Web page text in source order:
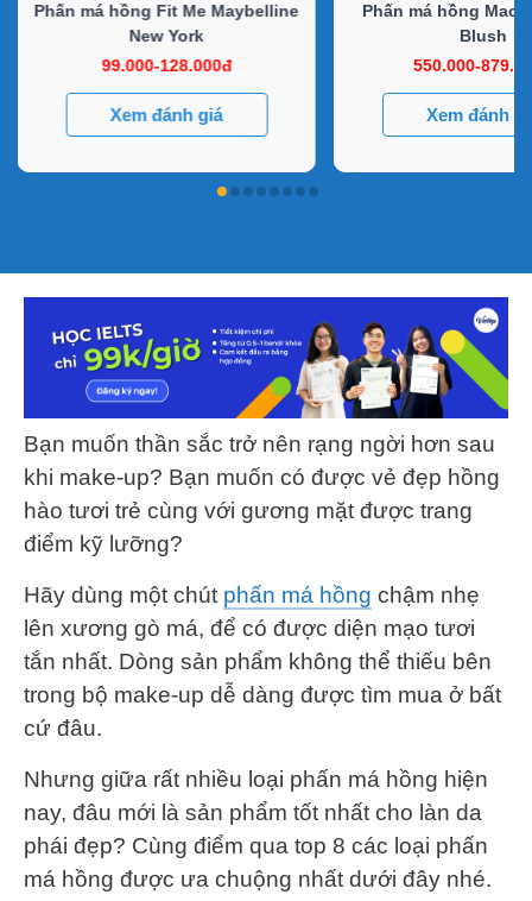
Phấn má hồng Fit Me Maybelline
New York
99.000-128.000đ
Xem đánh giá
Phấn má hồng Mac
Blush
550.000-
Xem đánh
Bạn muốn thần sắc trở nên rạng ngời hơn sau
khi make-up? Bạn muốn có được vẻ đẹp hồng
hào tươi trẻ cùng với gương mặt được trang
điểm kỹ lưỡng?
Hãy dùng một chút phấn má hồng chậm nhẹ
lên xương gò má, để có được diện mạo tươi
tắn nhất. Dòng sản phẩm không thể thiếu bên
trong bộ make-up dễ dàng được tìm mua ở bất
cứ đâu.
Nhưng giữa rất nhiều loại phấn má hồng hiện
nay, đâu mới là sản phẩm tốt nhất cho làn da
phái đẹp? Cùng điểm qua top 8 các loại phấn
má hồng được ưa chuộng nhất dưới đây nhé.